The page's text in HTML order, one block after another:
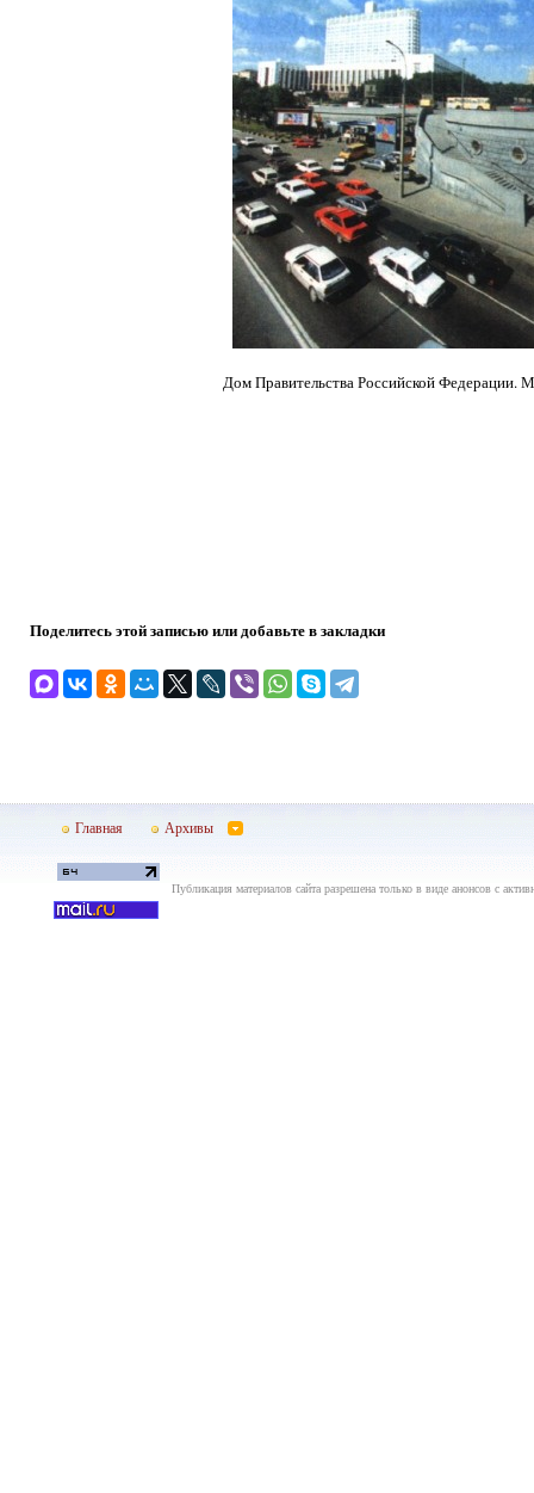
Дом Правительства Российской Федерации.
Поделитесь этой записью или добавьте в закладки
Главная Архивы
Публикация материалов сайта разрешена только в виде анонсов с